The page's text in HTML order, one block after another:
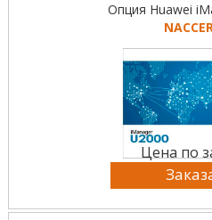
Опция Huawei
Цена по